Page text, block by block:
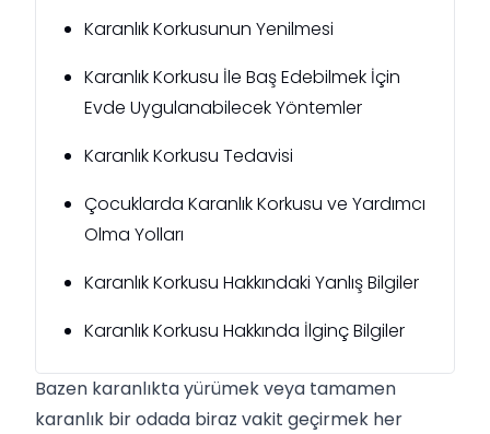
Karanlık Korkusunun Yenilmesi
Karanlık Korkusu İle Baş Edebilmek İçin
Evde Uygulanabilecek Yöntemler
Karanlık Korkusu Tedavisi
Çocuklarda Karanlık Korkusu ve Yardımcı
Olma Yolları
Karanlık Korkusu Hakkındaki Yanlış Bilgiler
Karanlık Korkusu Hakkında İlginç Bilgiler
Bazen karanlıkta yürümek veya tamamen
karanlık bir odada biraz vakit geçirmek her